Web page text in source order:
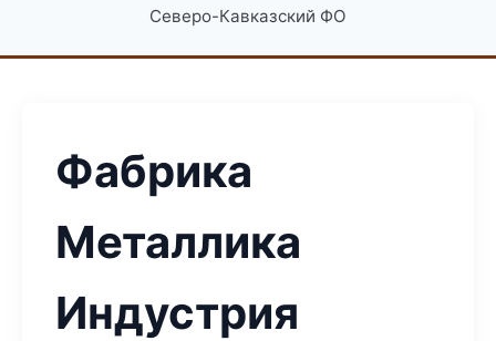
Северо-Кавказский ФО
Фабрика
Металлика
Индустрия